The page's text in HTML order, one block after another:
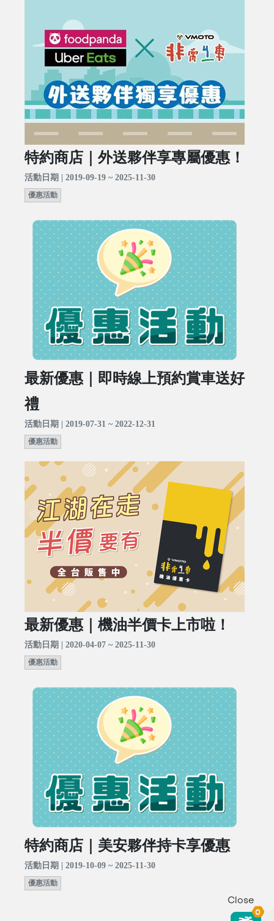
特約商店｜外送夥伴享專屬優惠！
活動日期 | 2019-09-19 ~ 2025-11-30
優惠活動
最新優惠｜即時線上預約賞車送好
禮
活動日期 | 2019-07-31 ~ 2022-12-31
優惠活動
最新優惠｜機油半價卡上市啦！
活動日期 | 2020-04-07 ~ 2025-11-30
優惠活動
特約商店｜美安夥伴持卡享優惠
活動日期 | 2019-10-09 ~ 2025-11-30
優惠活動
Close
0